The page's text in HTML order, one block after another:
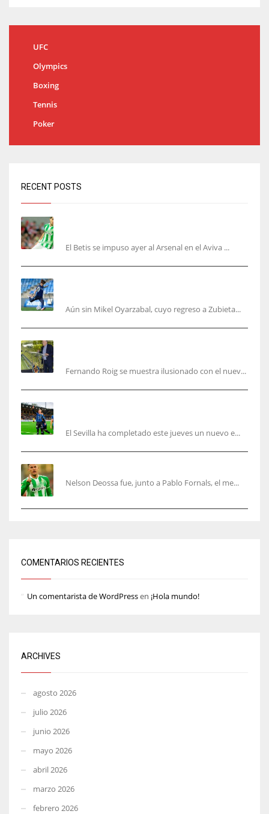
UFC
Olympics
Boxing
Tennis
Poker
RECENT POSTS
El Betis se impuso ayer al Arsenal en el Aviva ...
Aún sin Mikel Oyarzabal, cuyo regreso a Zubieta...
Fernando Roig se muestra ilusionado con el nuev...
El Sevilla ha completado este jueves un nuevo e...
Nelson Deossa fue, junto a Pablo Fornals, el me...
COMENTARIOS RECIENTES
Un comentarista de WordPressen ¡Hola mundo!
ARCHIVES
agosto 2026
julio 2026
junio 2026
mayo 2026
abril 2026
marzo 2026
febrero 2026